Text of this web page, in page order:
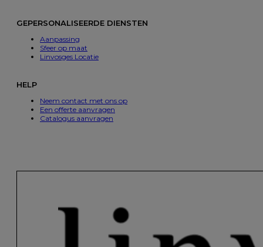
GEPERSONALISEERDE DIENSTEN
Aanpassing
Sfeer op maat
Linvosges Locatie
HELP
Neem contact met ons op
Een offerte aanvragen
Catalogus aanvragen